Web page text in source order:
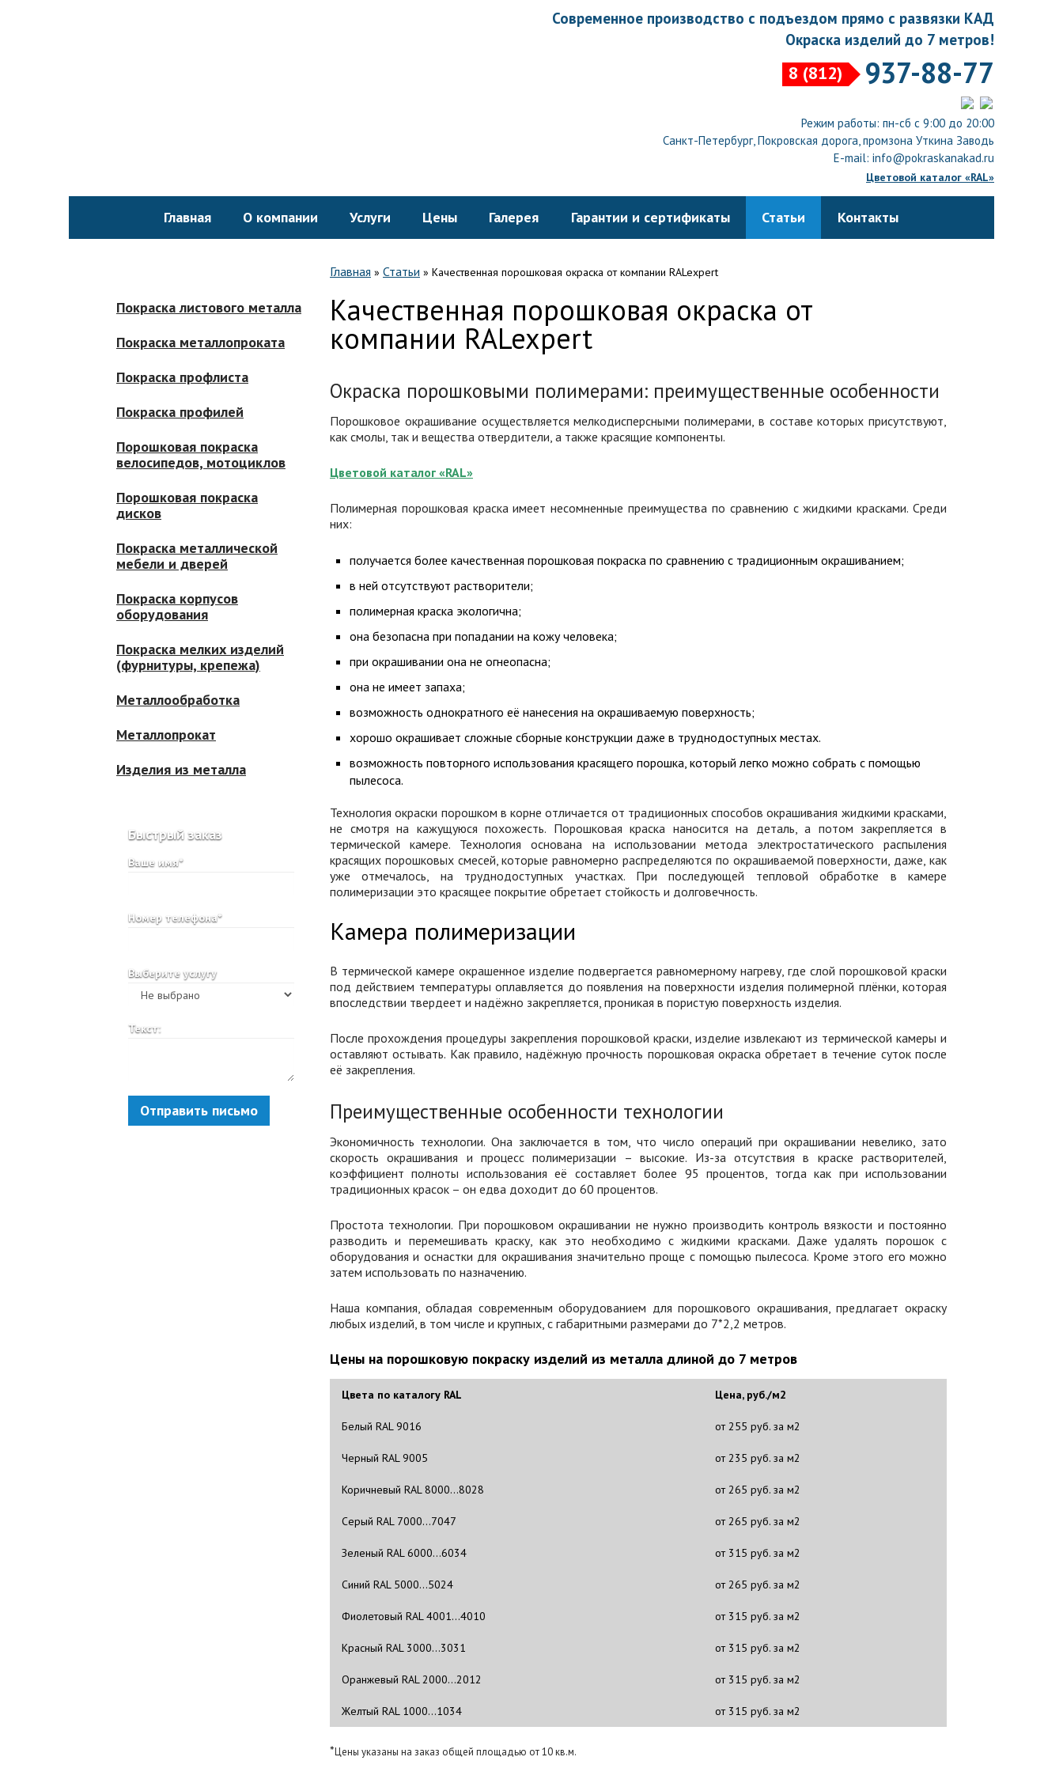
Современное производство с подъездом прямо с развязки КАД
Окраска изделий до 7 метров!
8 (812) 937-88-77
Режим работы: пн-сб с 9:00 до 20:00
Санкт-Петербург, Покровская дорога, промзона Уткина Заводь
E-mail: info@pokraskanakad.ru
Цветовой каталог «RAL»
Главная О компании Услуги Цены Галерея Гарантии и сертификаты Статьи Контакты
Покраска листового металла
Покраска металлопроката
Покраска профлиста
Покраска профилей
Порошковая покраска
велосипедов, мотоциклов
Порошковая покраска
дисков
Покраска металлической
мебели и дверей
Покраска корпусов
оборудования
Покраска мелких изделий
(фурнитуры, крепежа)
Металлообработка
Металлопрокат
Изделия из металла
Быстрый заказ
Ваше имя*
Номер телефона*
Выберите услугу
Текст:
Отправить письмо
Главная » Статьи » Качественная порошковая окраска от компании RALexpert
Качественная порошковая окраска от
компании RALexpert
Окраска порошковыми полимерами: преимущественные особенности
Порошковое окрашивание осуществляется мелкодисперсными полимерами, в составе которых присутствуют,
как смолы, так и вещества отвердители, а также красящие компоненты.
Цветовой каталог «RAL»
Полимерная порошковая краска имеет несомненные преимущества по сравнению с жидкими красками. Среди
них:
получается более качественная порошковая покраска по сравнению с традиционным окрашиванием;
в ней отсутствуют растворители;
полимерная краска экологична;
она безопасна при попадании на кожу человека;
при окрашивании она не огнеопасна;
она не имеет запаха;
возможность однократного её нанесения на окрашиваемую поверхность;
хорошо окрашивает сложные сборные конструкции даже в труднодоступных местах.
возможность повторного использования красящего порошка, который легко можно собрать с помощью
пылесоса.
Технология окраски порошком в корне отличается от традиционных способов окрашивания жидкими красками,
не смотря на кажущуюся похожесть. Порошковая краска наносится на деталь, а потом закрепляется в
термической камере. Технология основана на использовании метода электростатического распыления
красящих порошковых смесей, которые равномерно распределяются по окрашиваемой поверхности, даже, как
уже отмечалось, на труднодоступных участках. При последующей тепловой обработке в камере
полимеризации это красящее покрытие обретает стойкость и долговечность.
Камера полимеризации
В термической камере окрашенное изделие подвергается равномерному нагреву, где слой порошковой краски
под действием температуры оплавляется до появления на поверхности изделия полимерной плёнки, которая
впоследствии твердеет и надёжно закрепляется, проникая в пористую поверхность изделия.
После прохождения процедуры закрепления порошковой краски, изделие извлекают из термической камеры и
оставляют остывать. Как правило, надёжную прочность порошковая окраска обретает в течение суток после
её закрепления.
Преимущественные особенности технологии
Экономичность технологии. Она заключается в том, что число операций при окрашивании невелико, зато
скорость окрашивания и процесс полимеризации – высокие. Из-за отсутствия в краске растворителей,
коэффициент полноты использования её составляет более 95 процентов, тогда как при использовании
традиционных красок – он едва доходит до 60 процентов.
Простота технологии. При порошковом окрашивании не нужно производить контроль вязкости и постоянно
разводить и перемешивать краску, как это необходимо с жидкими красками. Даже удалять порошок с
оборудования и оснастки для окрашивания значительно проще с помощью пылесоса. Кроме этого его можно
затем использовать по назначению.
Наша компания, обладая современным оборудованием для порошкового окрашивания, предлагает окраску
любых изделий, в том числе и крупных, с габаритными размерами до 7*2,2 метров.
Цены на порошковую покраску изделий из металла длиной до 7 метров
Цвета по каталогу RAL Цена, руб./м2
Белый RAL 9016 от 255 руб. за м2
Черный RAL 9005 от 235 руб. за м2
Коричневый RAL 8000…8028 от 265 руб. за м2
Серый RAL 7000…7047 от 265 руб. за м2
Зеленый RAL 6000…6034 от 315 руб. за м2
Синий RAL 5000…5024 от 265 руб. за м2
Фиолетовый RAL 4001…4010 от 315 руб. за м2
Красный RAL 3000…3031 от 315 руб. за м2
Оранжевый RAL 2000…2012 от 315 руб. за м2
Желтый RAL 1000…1034 от 315 руб. за м2
*Цены указаны на заказ общей площадью от 10 кв.м.